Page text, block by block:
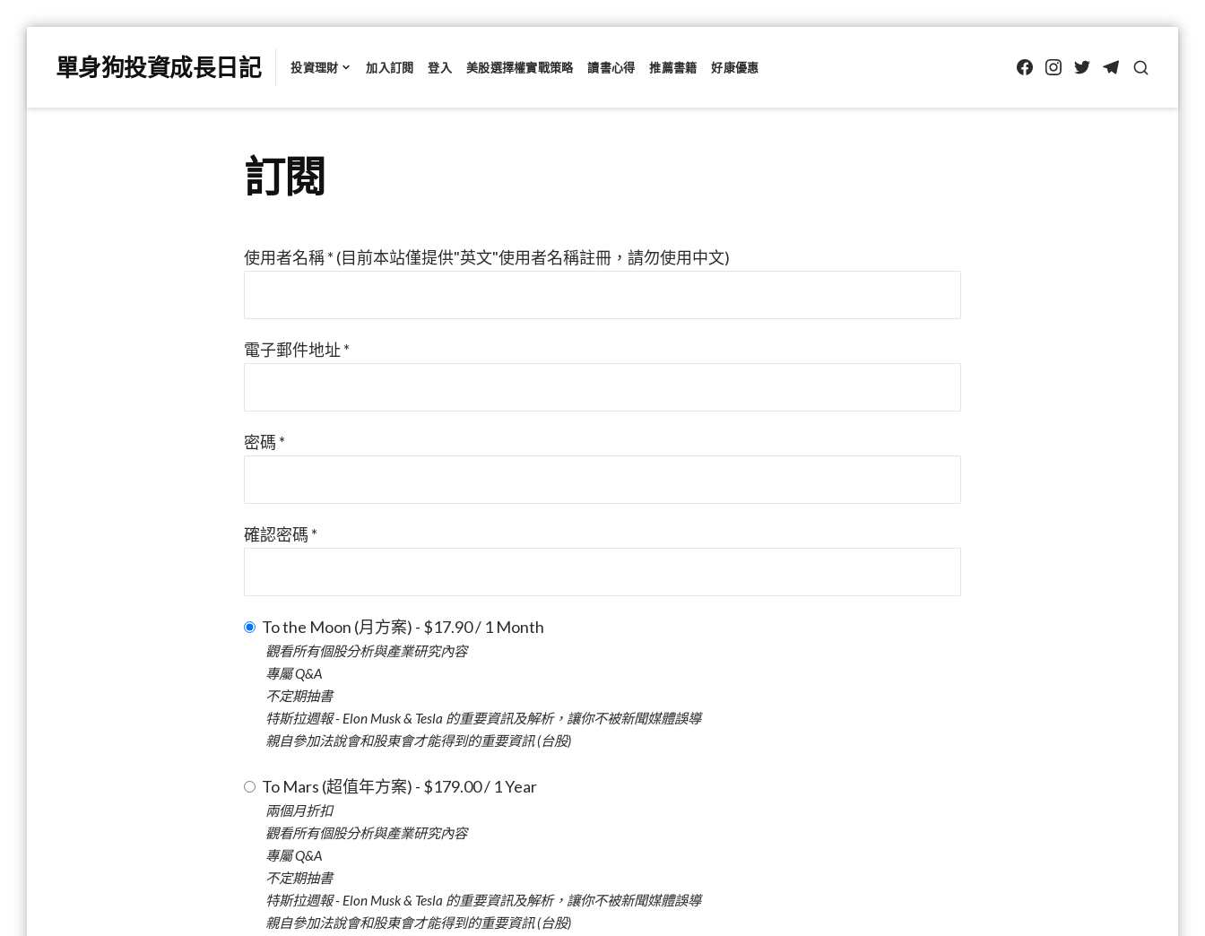
單身狗投資成長日記 投資理財 加入訂閱 登入 美股選擇權實戰策略 讀書心得 推薦書籍 好康優惠
訂閱
使用者名稱 * (目前本站僅提供"英文"使用者名稱註冊，請勿使用中文)
電子郵件地址 *
密碼 *
確認密碼 *
To the Moon (月方案) - $17.90/ 1 Month
觀看所有個股分析與產業研究內容
專屬 Q&A
不定期抽書
特斯拉週報 - Elon Musk & Tesla 的重要資訊及解析，讓你不被新聞媒體誤導
親自參加法說會和股東會才能得到的重要資訊 (台股)
To Mars (超值年方案) - $179.00/ 1 Year
兩個月折扣
觀看所有個股分析與產業研究內容
專屬 Q&A
不定期抽書
特斯拉週報 - Elon Musk & Tesla 的重要資訊及解析，讓你不被新聞媒體誤導
親自參加法說會和股東會才能得到的重要資訊 (台股)